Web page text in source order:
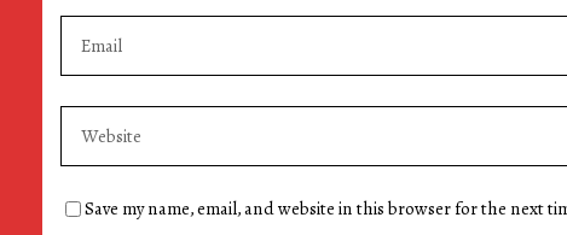
Save my name, email, and website in this browser for the next